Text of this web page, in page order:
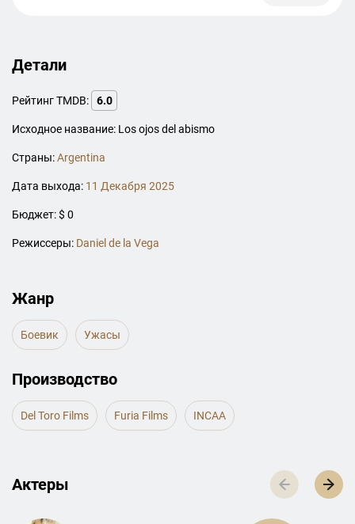
Детали
Рейтинг TMDB: 6.0
Исходное название: Los ojos del abismo
Страны:Argentina
Дата выхода: 11 Декабря 2025
Бюджет: $ 0
Режиссеры: Daniel de la Vega
Жанр
Боевик Ужасы
Производство
Del Toro Films Furia Films INCAA
Актеры